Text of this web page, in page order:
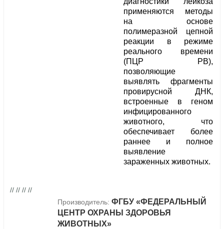
применяются методы
на основе
полимеразной цепной
реакции в режиме
реального времени
(ПЦР РВ),
позволяющие
выявлять фрагменты
провирусной ДНК,
встроенные в геном
инфицированного
животного, что
обеспечивает более
раннее и полное
выявление
зараженных животных.
// // // //
Производитель: ФГБУ «ФЕДЕРАЛЬНЫЙ
ЦЕНТР ОХРАНЫ ЗДОРОВЬЯ
ЖИВОТНЫХ»